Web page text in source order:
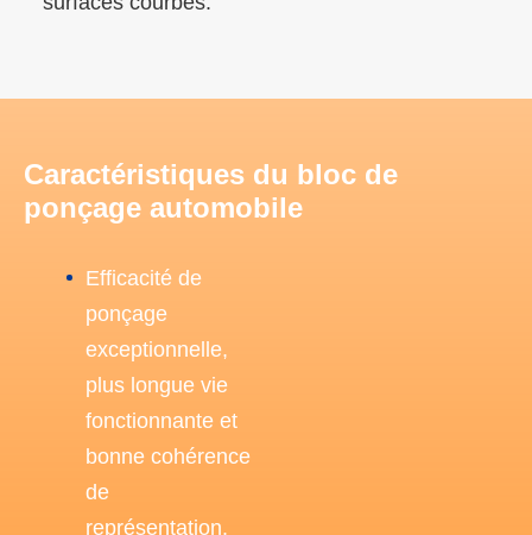
Caractéristiques du bloc de
ponçage automobile
Efficacité de
ponçage
exceptionnelle,
plus longue vie
fonctionnante et
bonne cohérence
de
représentation.